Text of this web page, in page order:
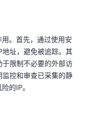
。首先，通过使用安
址，避免被追踪。其
限制不必要的外部访
控和审查已采集的静
的IP。